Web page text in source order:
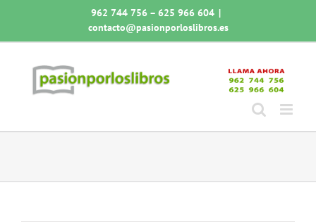
contenido
962 744 756 – 625 966 604 |
contacto@pasionporloslibros.es